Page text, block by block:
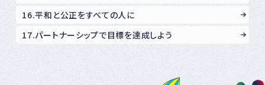
16.平和と公正をすべての人に
17.パートナーシップで目標を達成しよう